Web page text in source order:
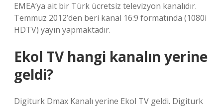
EMEA’ya ait bir Türk ücretsiz televizyon kanalıdır.
Temmuz 2012’den beri kanal 16:9 formatında (1080i
HDTV) yayın yapmaktadır.
Ekol TV hangi kanalın yerine
geldi?
Digiturk Dmax Kanalı yerine Ekol TV geldi. Digiturk